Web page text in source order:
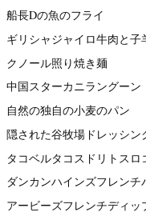
船長Dの魚のフライ
ギリシャジャイロ牛肉と子
クノール照り焼き麺
中国スターカニラングーン
自然の独自の小麦のパン
隠された谷牧場ドレッシン
タコベルタコスドリトスロ
ダンカンハインズフレンチ
アービーズフレンチディッ